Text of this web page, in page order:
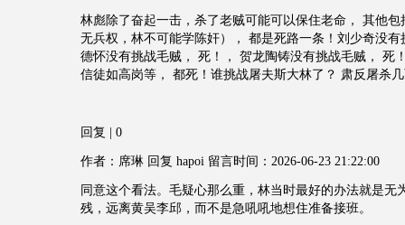
林彪除了奋起一击，杀了老贼可能可以保住老命， 其他包
无兵权，林不可能学陈奸）， 都是死路一条！刘少奇没
德怀没有挑战毛贼， 死！， 贺龙陶铸没有挑战毛贼， 死
信徒如高岗等， 都死！谁挑战屠夫斯大林了？ 肃反屠杀
回复 | 0
作者：席琳 回复 hapoi 留言时间：2026-06-23 21:22:00
同意这个看法。毛疑心那么重，林当时最好的办法就是无
残，远离黄吴李邱，而不是急吼吼地想住准备接班。